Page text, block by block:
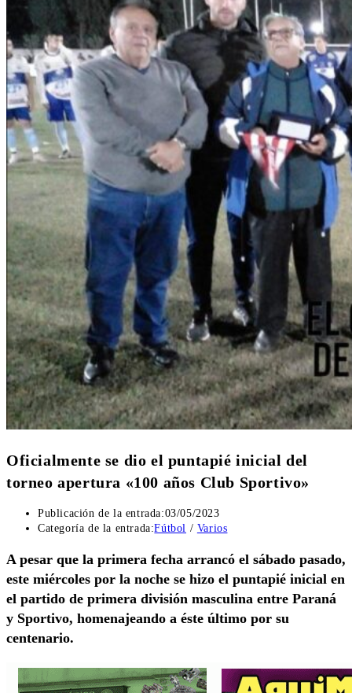
Oficialmente se dio el puntapié inicial del
torneo apertura «100 años Club Sportivo»
Publicación de la entrada:03/05/2023
Categoría de la entrada:Fútbol / Varios
A pesar que la primera fecha arrancó el sábado pasado,
este miércoles por la noche se hizo el puntapié inicial en
el partido de primera división masculina entre Paraná
y Sportivo, homenajeando a éste último por su
centenario.